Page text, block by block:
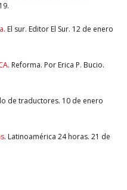
El sur. Editor El Sur. 12 de enero
. Reforma. Por Erica P. Bucio.
de traductores. 10 de enero
. Latinoamérica 24 horas. 21 de